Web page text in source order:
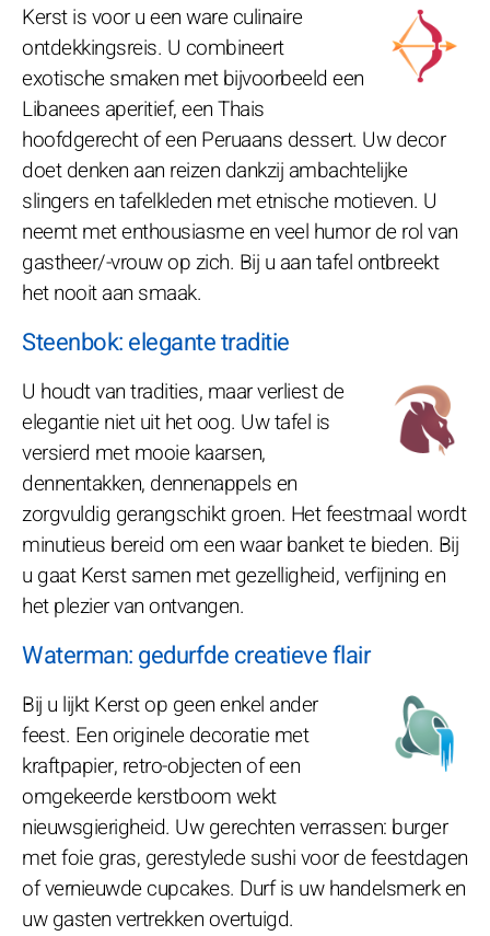
Kerst is voor u een ware culinaire
ontdekkingsreis. U combineert
exotische smaken met bijvoorbeeld een
Libanees aperitief, een Thais
hoofdgerecht of een Peruaans dessert. Uw decor
doet denken aan reizen dankzij ambachtelijke
slingers en tafelkleden met etnische motieven. U
neemt met enthousiasme en veel humor de rol van
gastheer/-vrouw op zich. Bij u aan tafel ontbreekt
het nooit aan smaak.
Steenbok: elegante traditie
U houdt van tradities, maar verliest de
elegantie niet uit het oog. Uw tafel is
versierd met mooie kaarsen,
dennentakken, dennenappels en
zorgvuldig gerangschikt groen. Het feestmaal wordt
minutieus bereid om een waar banket te bieden. Bij
u gaat Kerst samen met gezelligheid, verfijning en
het plezier van ontvangen.
Waterman: gedurfde creatieve flair
Bij u lijkt Kerst op geen enkel ander
feest. Een originele decoratie met
kraftpapier, retro-objecten of een
omgekeerde kerstboom wekt
nieuwsgierigheid. Uw gerechten verrassen: burger
met foie gras, gerestylede sushi voor de feestdagen
of vernieuwde cupcakes. Durf is uw handelsmerk en
uw gasten vertrekken overtuigd.